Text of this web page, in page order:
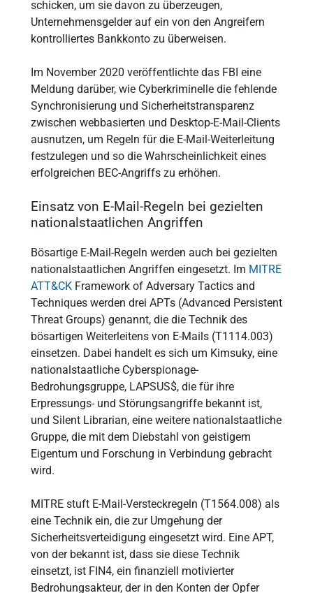
schicken, um sie davon zu überzeugen,
Unternehmensgelder auf ein von den Angreifern
kontrolliertes Bankkonto zu überweisen.
Im November 2020 veröffentlichte das FBI eine
Meldung darüber, wie Cyberkriminelle die fehlende
Synchronisierung und Sicherheitstransparenz
zwischen webbasierten und Desktop-E-Mail-Clients
ausnutzen, um Regeln für die E-Mail-Weiterleitung
festzulegen und so die Wahrscheinlichkeit eines
erfolgreichen BEC-Angriffs zu erhöhen.
Einsatz von E-Mail-Regeln bei gezielten
nationalstaatlichen Angriffen
Bösartige E-Mail-Regeln werden auch bei gezielten
nationalstaatlichen Angriffen eingesetzt. Im MITRE
ATT&CKFramework of Adversary Tactics and
Techniques werden drei APTs (Advanced Persistent
Threat Groups) genannt, die die Technik des
bösartigen Weiterleitens von E-Mails (T1114.003)
einsetzen. Dabei handelt es sich um Kimsuky, eine
nationalstaatliche Cyberspionage-
Bedrohungsgruppe, LAPSUS$, die für ihre
Erpressungs- und Störungsangriffe bekannt ist,
und Silent Librarian, eine weitere nationalstaatliche
Gruppe, die mit dem Diebstahl von geistigem
Eigentum und Forschung in Verbindung gebracht
wird.
MITRE stuft E-Mail-Versteckregeln (T1564.008) als
eine Technik ein, die zur Umgehung der
Sicherheitsverteidigung eingesetzt wird. Eine APT,
von der bekannt ist, dass sie diese Technik
einsetzt, ist FIN4, ein finanziell motivierter
Bedrohungsakteur, der in den Konten der Opfer